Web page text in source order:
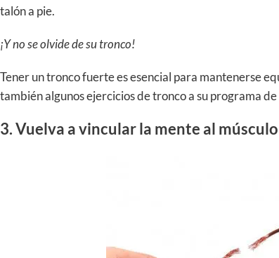
talón a pie.
¡Y no se olvide de su tronco!
Tener un tronco fuerte es esencial para mantenerse
también algunos ejercicios de tronco a su programa
3. Vuelva a vincular la mente al músculo